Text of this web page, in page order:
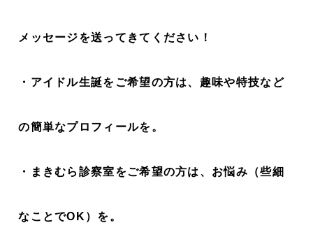
メッセージを送ってきてください！
・アイドル生誕をご希望の方は、趣味や特技など
の簡単なプロフィールを。
・まきむら診察室をご希望の方は、お悩み（些細
なことでOK）を。